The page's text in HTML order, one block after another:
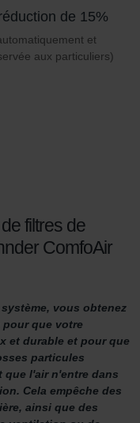
de 15%
et
aux particuliers)
filtres de
ComfoAir
vous obtenez
que votre
et durable et pour que
particules
que l'air n'entre dans
Cela empêche des
ainsi que des